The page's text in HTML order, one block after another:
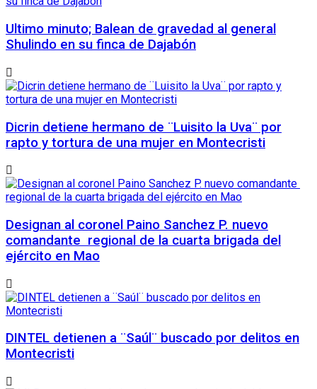
Ultimo minuto; Balean de gravedad al general
Shulindo en su finca de Dajabón
Dicrin detiene hermano de ¨Luisito la Uva¨ por
rapto y tortura de una mujer en Montecristi
Designan al coronel Paino Sanchez P. nuevo
comandante regional de la cuarta brigada del
ejército en Mao
DINTEL detienen a ¨Saúl¨ buscado por delitos en
Montecristi